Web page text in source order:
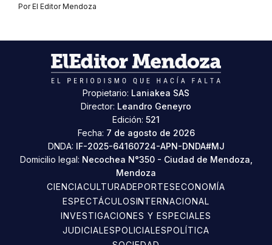
PorEl Editor Mendoza
Propietario: Laniakea SAS
Director: Leandro Geneyro
Edición: 521
Fecha: 7 de agosto de 2026
DNDA: IF-2025-64160724-APN-DNDA#MJ
Domicilio legal: Necochea N°350 - Ciudad de Mendoza,
Mendoza
CIENCIACULTURADEPORTESECONOMÍA
ESPECTÁCULOSINTERNACIONAL
INVESTIGACIONES Y ESPECIALES
JUDICIALESPOLICIALESPOLÍTICA